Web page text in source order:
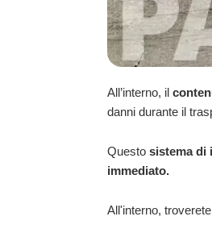
All’interno, il
danni durante il
Questo sistema di
immediato.
All'interno,